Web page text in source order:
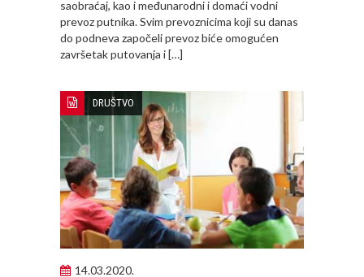
saobraćaj, kao i međunarodni i domaći vodni
prevoz putnika. Svim prevoznicima koji su danas
do podneva započeli prevoz biće omogućen
završetak putovanja i […]
DRUŠTVO
14.03.2020.